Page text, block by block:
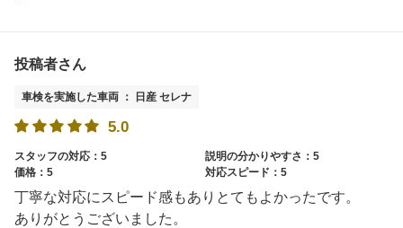
投稿者さん
車検を実施した車両 ： 日産 セレナ
5.0
スタッフの対応：5
説明の分かりやすさ：5
価格：5
対応スピード：5
丁寧な対応にスピード感もありとてもよかったです。
ありがとうございました。